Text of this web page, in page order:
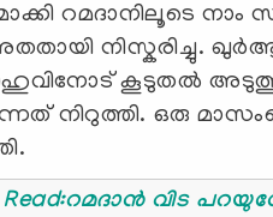
റമദാനിലൂടെ നാം
നിസ്കരിച്ചു.
കൂടുതല്‍ അടുത്തു.
നിറുത്തി. ഒരു
Read:റമദാന്‍ വിട